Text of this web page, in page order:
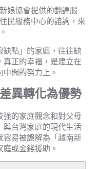
娘協會提供的翻譯服
民服務中心的諮詢，來
缺點」的家庭，往往缺
真正的幸福，是建立在
間的努力上。
異轉化為優勢
的家庭觀念和對父母
與台灣家庭的現代生活
容易被誤解為「越南新
或金錢援助。